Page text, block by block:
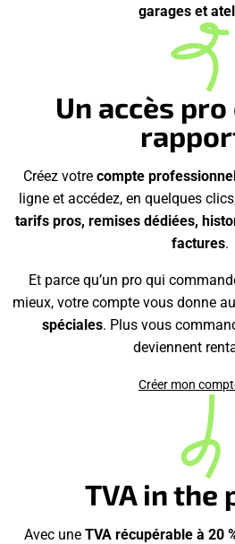
garages et
Un accès
Créez votrecompte
ligne et accédez, en quelques
tarifs pros, remises dédiées,
factures.
Et parce qu’un pro qui
mieux, votre compte vous donne
spéciales. Plus vous
deviennent
Créer mon
TVA in the
Avec uneTVA récupérable à 20